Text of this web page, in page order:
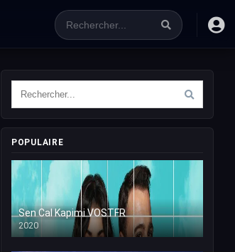
POPULAIRE
Sen Cal Kapimi VOSTFR
2020